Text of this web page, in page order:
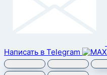
Написать в Telegram